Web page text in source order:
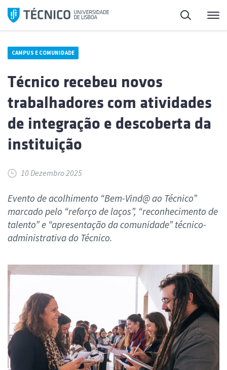
Saltar
para
Pesquisa
CAMPUS E COMUNIDADE
Técnico recebeu novos
trabalhadores com atividades
de integração e descoberta da
instituição
10 Dezembro 2025
Evento de acolhimento “Bem-Vind@ ao Técnico”
marcado pelo “reforço de laços”, “reconhecimento de
talento” e “apresentação da comunidade” técnico-
administrativa do Técnico.